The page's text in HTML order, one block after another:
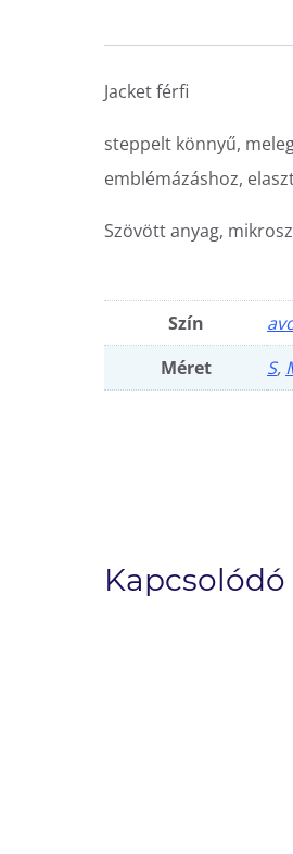
Jacket férfi
steppelt könnyű,
emblémázáshoz,
Szövött anyag,
Szín
Méret
S,